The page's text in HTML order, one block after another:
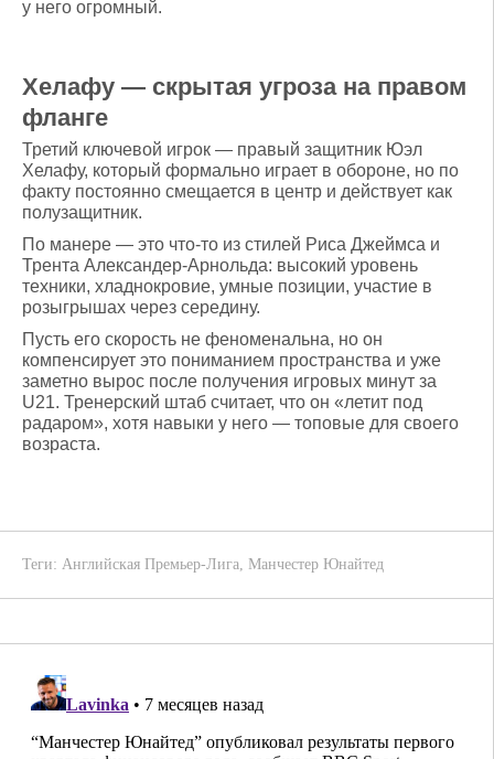
у него огромный.
Хелафу — скрытая угроза на правом
фланге
Третий ключевой игрок — правый защитник Юэл
Хелафу, который формально играет в обороне, но по
факту постоянно смещается в центр и действует как
полузащитник.
По манере — это что-то из стилей Риса Джеймса и
Трента Александер-Арнольда: высокий уровень
техники, хладнокровие, умные позиции, участие в
розыгрышах через середину.
Пусть его скорость не феноменальна, но он
компенсирует это пониманием пространства и уже
заметно вырос после получения игровых минут за
U21. Тренерский штаб считает, что он «летит под
радаром», хотя навыки у него — топовые для своего
возраста.
Теги: Английская Премьер-Лига, Манчестер Юнайтед